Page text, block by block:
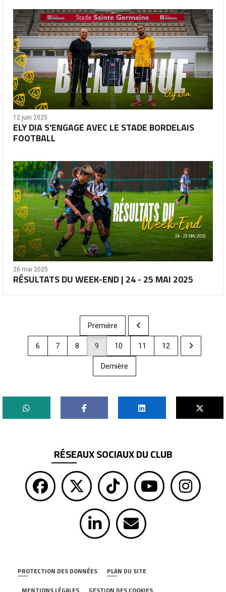
12 juin 2025
ELY DIA S'ENGAGE AVEC LE STADE BORDELAIS
FOOTBALL
26 mai 2025
RÉSULTATS DU WEEK-END | 24 - 25 MAI 2025
Première
6 7 8 9 10 11 12
Dernière
RÉSEAUX SOCIAUX DU CLUB
PROTECTION DES DONNÉES
PLAN DU SITE